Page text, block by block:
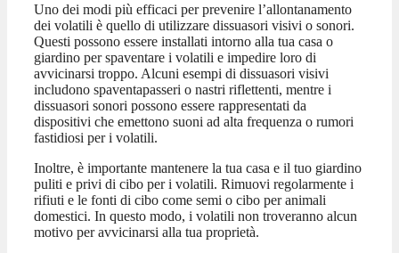
Uno dei modi più efficaci per prevenire l’allontanamento
dei volatili è quello di utilizzare dissuasori visivi o sonori.
Questi possono essere installati intorno alla tua casa o
giardino per spaventare i volatili e impedire loro di
avvicinarsi troppo. Alcuni esempi di dissuasori visivi
includono spaventapasseri o nastri riflettenti, mentre i
dissuasori sonori possono essere rappresentati da
dispositivi che emettono suoni ad alta frequenza o rumori
fastidiosi per i volatili.
Inoltre, è importante mantenere la tua casa e il tuo giardino
puliti e privi di cibo per i volatili. Rimuovi regolarmente i
rifiuti e le fonti di cibo come semi o cibo per animali
domestici. In questo modo, i volatili non troveranno alcun
motivo per avvicinarsi alla tua proprietà.